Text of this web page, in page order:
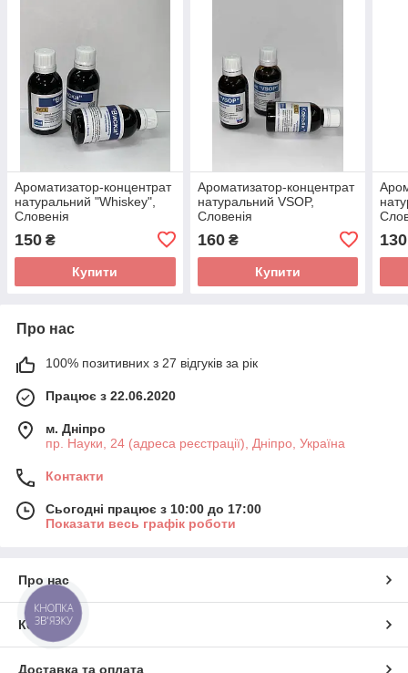
Ароматизатор-концентрат
натуральний "Whiskey",
Словенія
150 ₴
Купити
Ароматизатор-концентрат
натуральний VSOP,
Словенія
160₴
Купити
130
Про нас
100% позитивних з 27 відгуків за рік
Працює з 22.06.2020
м. Дніпро
пр. Науки, 24 (адреса реєстрації), Дніпро, Україна
Контакти
Сьогодні працює з 10:00 до 17:00
Показати весь графік роботи
Про нас
Контакти
Доставка та оплата
КНОПКА
ЗВ'ЯЗКУ